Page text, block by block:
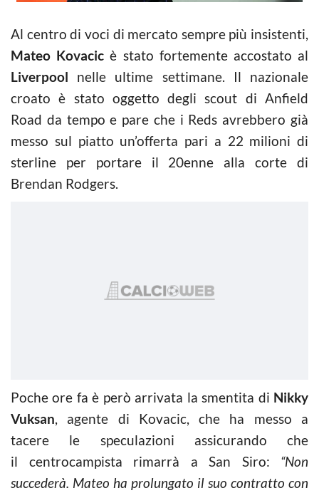
Al centro di voci di mercato sempre più insistenti,
Mateo Kovacic è stato fortemente accostato al
Liverpool nelle ultime settimane. Il nazionale
croato è stato oggetto degli scout di Anfield
Road da tempo e pare che i Reds avrebbero già
messo sul piatto un’offerta pari a 22 milioni di
sterline per portare il 20enne alla corte di
Brendan Rodgers.
Poche ore fa è però arrivata la smentita di Nikky
Vuksan, agente di Kovacic, che ha messo a
tacere le speculazioni assicurando che
il centrocampista rimarrà a San Siro: “Non
succederà. Mateo ha prolungato il suo contratto con